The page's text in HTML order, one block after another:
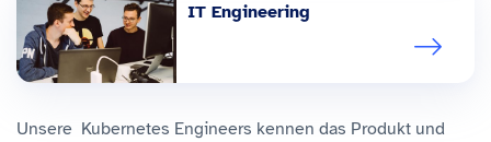
IT Engineering
Unsere Kubernetes Engineers kennen das Produkt und